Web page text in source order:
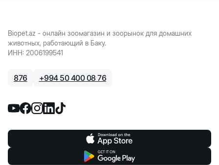
Biopet.az - онлайн зоомагазин и зоорынок для домашних
животных, работающий в Баку.
ИНН: 2006199541
876 +994 50 400 08 76